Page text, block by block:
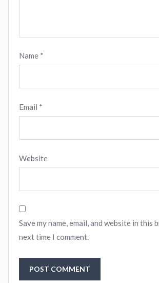
Name *
Email *
Website
Save my name, email, and website in this
next time I comment.